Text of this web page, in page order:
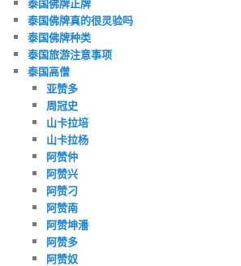
泰国佛牌真的很灵验吗
泰国佛牌种类
泰国旅游注意事项
泰国高僧
亚赞多
周冠史
山卡拉培
山卡拉杨
阿赞仲
阿赞兴
阿赞刁
阿赞南
阿赞坤潘
阿赞多
阿赞奴